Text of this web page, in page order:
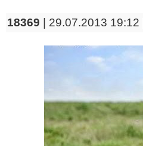
18369 | 29.07.2013 19:12 |